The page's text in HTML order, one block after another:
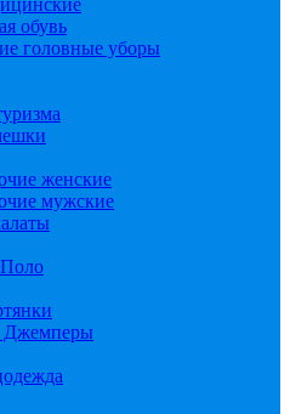
обувь
головные уборы
женские
мужские
Джемперы